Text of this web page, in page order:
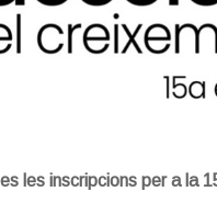
les inscripcions per a la